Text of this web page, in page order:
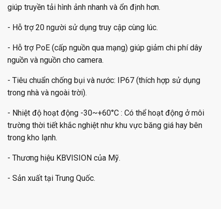
giúp truyền tải hình ảnh nhanh và ổn định hơn.
- Hỗ trợ 20 người sử dụng truy cập cùng lúc.
- Hỗ trợ PoE (cấp nguồn qua mạng) giúp giảm chi phí dây
nguồn và nguồn cho camera.
- Tiêu chuẩn chống bụi và nước: IP67 (thích hợp sử dụng
trong nhà và ngoài trời).
- Nhiệt độ hoạt động -30~+60°C : Có thể hoạt động ở môi
trường thời tiết khắc nghiệt như khu vực băng giá hay bên
trong kho lạnh.
- Thương hiệu KBVISION của Mỹ.
- Sản xuất tại Trung Quốc.